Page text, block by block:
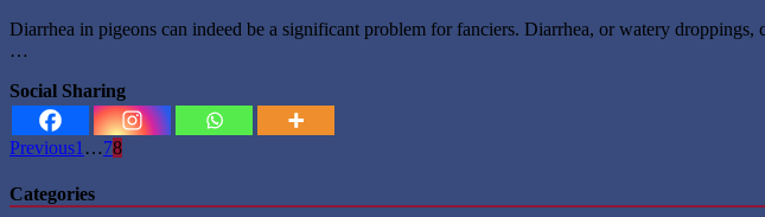
Diarrhea in pigeons can indeed be a significant problem for fanciers. Diarrhea, or watery
…
Social Sharing
Posts
pagination
Previous1 …78
Categories